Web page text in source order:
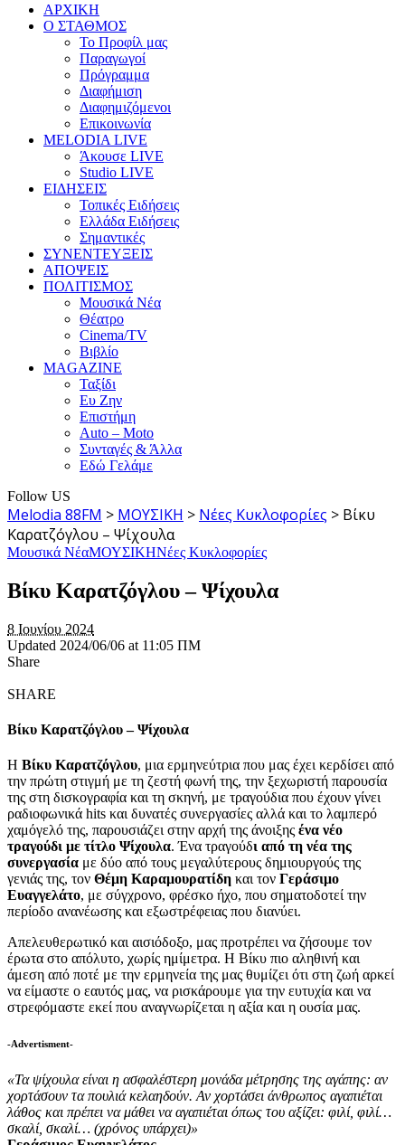
ΑΡΧΙΚΗ
Ο ΣΤΑΘΜΟΣ
Το Προφίλ μας
Παραγωγοί
Πρόγραμμα
Διαφήμιση
Διαφημιζόμενοι
Επικοινωνία
MELODIA LIVE
Άκουσε LIVE
Studio LIVE
ΕΙΔΗΣΕΙΣ
Τοπικές Ειδήσεις
Ελλάδα Ειδήσεις
Σημαντικές
ΣΥΝΕΝΤΕΥΞΕΙΣ
ΑΠΟΨΕΙΣ
ΠΟΛΙΤΙΣΜΟΣ
Μουσικά Νέα
Θέατρο
Cinema/TV
Βιβλίο
MAGAZINE
Ταξίδι
Ευ Ζην
Επιστήμη
Auto – Moto
Συνταγές & Άλλα
Εδώ Γελάμε
Follow US
Melodia 88FM > ΜΟΥΣΙΚΗ > Νέες Κυκλοφορίες > Βίκυ
Καρατζόγλου – Ψίχουλα
Μουσικά ΝέαΜΟΥΣΙΚΗΝέες Κυκλοφορίες
Βίκυ Καρατζόγλου – Ψίχουλα
8 Ιουνίου 2024
Updated 2024/06/06 at 11:05 ΠΜ
Share
SHARE
Βίκυ Καρατζόγλου – Ψίχουλα
Η Βίκυ Καρατζόγλου, μια ερμηνεύτρια που μας έχει κερδίσει από
την πρώτη στιγμή με τη ζεστή φωνή της, την ξεχωριστή παρουσία
της στη δισκογραφία και τη σκηνή, με τραγούδια που έχουν γίνει
ραδιοφωνικά hits και δυνατές συνεργασίες αλλά και το λαμπερό
χαμόγελό της, παρουσιάζει στην αρχή της άνοιξης ένα νέο
τραγούδι με τίτλο Ψίχουλα. Ένα τραγούδι από τη νέα της
συνεργασία με δύο από τους μεγαλύτερους δημιουργούς της
γενιάς της, τον Θέμη Καραμουρατίδη και τον Γεράσιμο
Ευαγγελάτο, με σύγχρονο, φρέσκο ήχο, που σηματοδοτεί την
περίοδο ανανέωσης και εξωστρέφειας που διανύει.
Απελευθερωτικό και αισιόδοξο, μας προτρέπει να ζήσουμε τον
έρωτα στο απόλυτο, χωρίς ημίμετρα. Η Βίκυ πιο αληθινή και
άμεση από ποτέ με την ερμηνεία της μας θυμίζει ότι στη ζωή αρκεί
να είμαστε ο εαυτός μας, να ρισκάρουμε για την ευτυχία και να
στρεφόμαστε εκεί που αναγνωρίζεται η αξία και η ουσία μας.
-Advertisment-
«Τα ψίχουλα είναι η ασφαλέστερη μονάδα μέτρησης της αγάπης: αν
χορτάσουν τα πουλιά κελαηδούν. Αν χορτάσει άνθρωπος αγαπιέται
λάθος και πρέπει να μάθει να αγαπιέται όπως του αξίζει: φιλί, φιλί…
σκαλί, σκαλί… (χρόνος υπάρχει)»